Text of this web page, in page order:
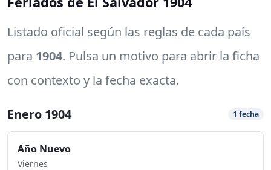
Listado oficial según las reglas de cada país
para 1904. Pulsa un motivo para abrir la ficha
con contexto y la fecha exacta.
Enero 1904 1 fecha
Año Nuevo
Viernes